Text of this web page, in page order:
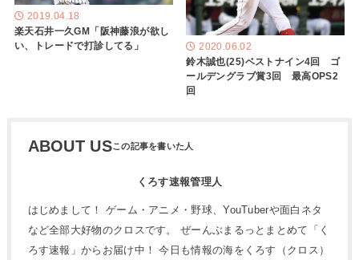
2019.04.18
楽天石井一久GM「阪神藤浪が欲し
い、トレードで打診してる」
2020.06.02
鈴木誠也(25)ベストナイン4回 ゴ
ールデングラブ賞3回 最高OPS2
回
ABOUT US
くろす速報管理人
はじめまして！ ゲーム・アニメ・野球、YouTuberや面白ネタ
など全部大好物のクロスです。 ぜーんぶまるっとまとめて「く
ろす速報」からお届け中！ 今日も情報の海をくろす（クロス）